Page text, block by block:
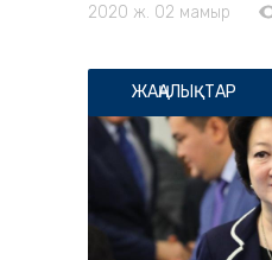
2020 ж. 02 мамыр
ЖАҢАЛЫҚТАР